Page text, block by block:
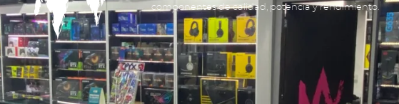
componentes de calidad, potencia y rendimiento.